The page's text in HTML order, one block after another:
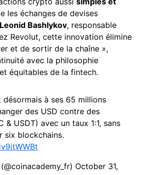
les échanges de devises
Leonid Bashlykov, responsable
Revolut, cette innovation élimine
et de sortir de la chaîne »,
avec la philosophie
équitables de la fintech.
désormais à ses 65 millions
des USD contre des
& USDT) avec un taux 1:1, sans
six blockchains.
October 31,